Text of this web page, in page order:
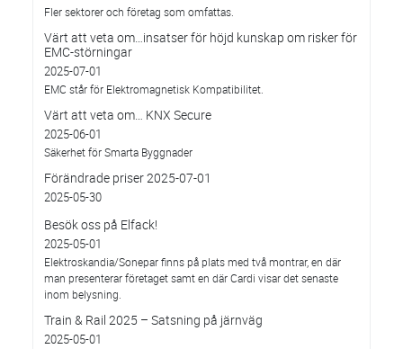
Fler sektorer och företag som omfattas.
Värt att veta om…insatser för höjd kunskap om risker för
EMC-störningar
2025-07-01
EMC står för Elektromagnetisk Kompatibilitet.
Värt att veta om… KNX Secure
2025-06-01
Säkerhet för Smarta Byggnader
Förändrade priser 2025-07-01
2025-05-30
Besök oss på Elfack!
2025-05-01
Elektroskandia/Sonepar finns på plats med två montrar, en där
man presenterar företaget samt en där Cardi visar det senaste
inom belysning.
Train & Rail 2025 – Satsning på järnväg
2025-05-01